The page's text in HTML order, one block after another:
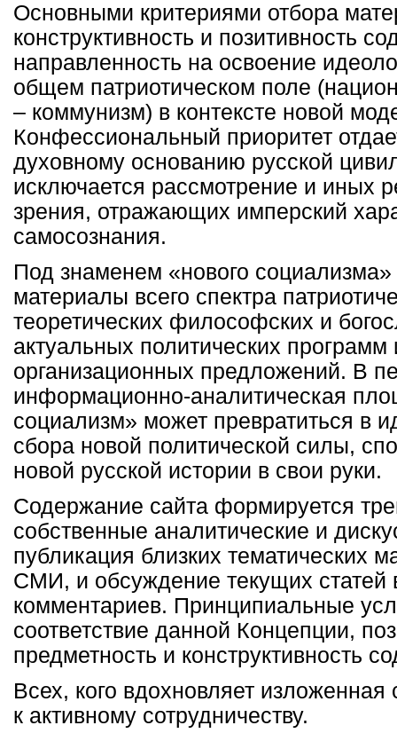
Основными критериями отбора
конструктивность и позитивность
направленность на освоение
общем патриотическом поле
– коммунизм) в контексте новой
Конфессиональный приоритет
духовному основанию русской
исключается рассмотрение и иных
зрения, отражающих имперский
самосознания.
Под знаменем «нового
материалы всего спектра
теоретических философских и
актуальных политических программ
организационных предложений. В
информационно-аналитическая
социализм» может превратиться в
сбора новой политической силы,
новой русской истории в свои руки.
Содержание сайта формируется
собственные аналитические и
публикация близких тематических
СМИ, и обсуждение текущих статей
комментариев. Принципиальные
соответствие данной Концепции,
предметность и конструктивность
Всех, кого вдохновляет изложенная
к активному сотрудничеству.